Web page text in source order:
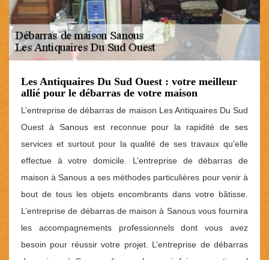
Les Antiquaires Du Sud Ouest : votre meilleur
allié pour le débarras de votre maison
L’entreprise de débarras de maison Les Antiquaires Du Sud
Ouest à Sanous est reconnue pour la rapidité de ses
services et surtout pour la qualité de ses travaux qu’elle
effectue à votre domicile. L’entreprise de débarras de
maison à Sanous a ses méthodes particulières pour venir à
bout de tous les objets encombrants dans votre bâtisse.
L’entreprise de débarras de maison à Sanous vous fournira
les accompagnements professionnels dont vous avez
besoin pour réussir votre projet. L’entreprise de débarras